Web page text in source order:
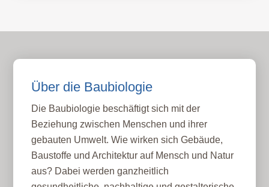
Über die Baubiologie
Die Baubiologie beschäftigt sich mit der
Beziehung zwischen Menschen und ihrer
gebauten Umwelt. Wie wirken sich Gebäude,
Baustoffe und Architektur auf Mensch und Natur
aus? Dabei werden ganzheitlich